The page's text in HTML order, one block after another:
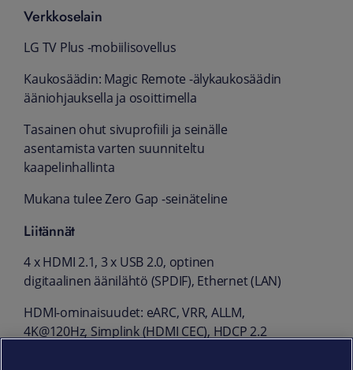
Verkkoselain
LG TV Plus -mobiilisovellus
Kaukosäädin: Magic Remote -älykaukosäädin
ääniohjauksella ja osoittimella
Tasainen ohut sivuprofiili ja seinälle
asentamista varten suunniteltu
kaapelinhallinta
Mukana tulee Zero Gap -seinäteline
Liitännät
4 x HDMI 2.1, 3 x USB 2.0, optinen
digitaalinen äänilähtö (SPDIF), Ethernet (LAN)
HDMI-ominaisuudet: eARC, VRR, ALLM,
4K@120Hz, Simplink (HDMI CEC), HDCP 2.2